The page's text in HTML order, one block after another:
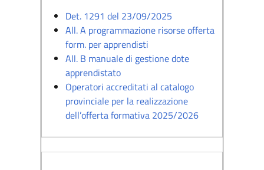
Det. 1291 del 23/09/2025
All. A programmazione risorse offerta
form. per apprendisti
All. B manuale di gestione dote
apprendistato
Operatori accreditati al catalogo
provinciale per la realizzazione
dell’offerta formativa 2025/2026